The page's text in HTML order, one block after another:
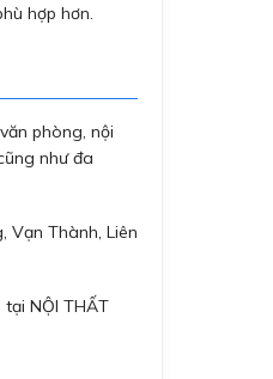
hợp hơn.
phòng, nội
như đa
Vạn Thành, Liên
NỘI THẤT